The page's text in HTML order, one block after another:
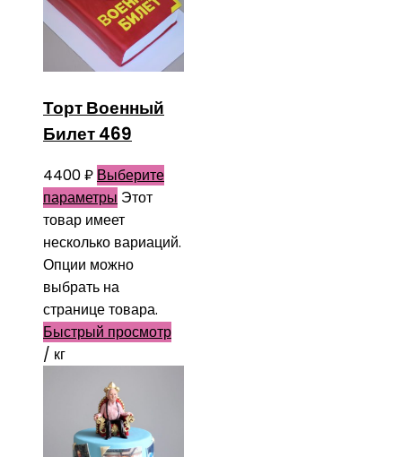
Торт Военный
Билет 469
4400₽ Выберите
параметры Этот
товар имеет
несколько вариаций.
Опции можно
выбрать на
странице товара.
Быстрый просмотр
/ кг